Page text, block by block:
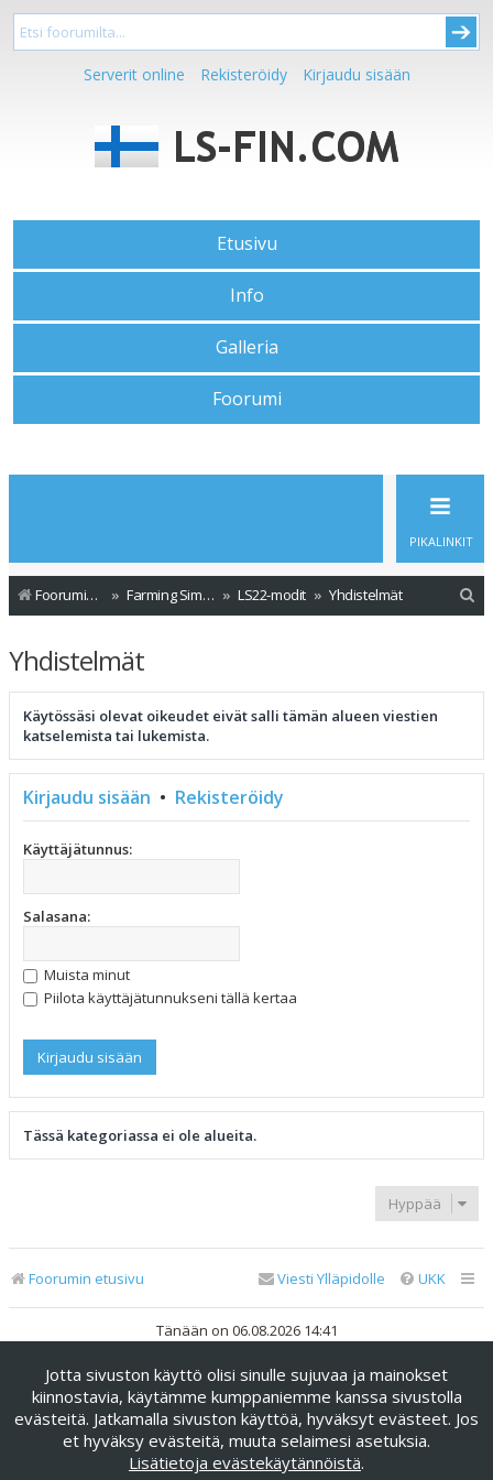
Serverit online Rekisteröidy Kirjaudu sisään
Etusivu
Info
Galleria
Foorumi
PIKALINKIT
Foorumin etusivu Farming Simulator - Modit LS22-modit Yhdistelmät
Yhdistelmät
Käytössäsi olevat oikeudet eivät salli tämän alueen viestien
katselemista tai lukemista.
Kirjaudu sisään • Rekisteröidy
Käyttäjätunnus:
Salasana:
Muista minut
Piilota käyttäjätunnukseni tällä kertaa
Tässä kategoriassa ei ole alueita.
Hyppää
Foorumin etusivu UKK
Viesti Ylläpidolle
Tänään on 06.08.2026 14:41
Keskustelufoorumin ohjelmistophpBB® Forum Software ©
phpBB Limited
Käännös: phpBB Suomi (lurttinen, harritapio, Pettis)
phpBB Metro Theme byPixelGoose Studio
Yksityisyys|Ehdot
Jotta sivuston käyttö olisi sinulle sujuvaa ja mainokset
kiinnostavia, käytämme kumppaniemme kanssa sivustolla
evästeitä. Jatkamalla sivuston käyttöä, hyväksyt evästeet. Jos
et hyväksy evästeitä, muuta selaimesi asetuksia.
Lisätietoja evästekäytännöistä.